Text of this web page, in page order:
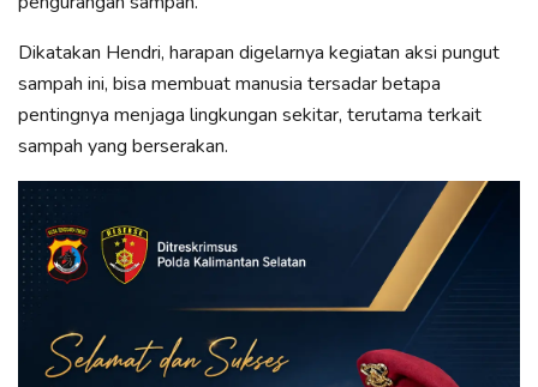
Dikatakan Hendri, harapan digelarnya kegiatan aksi pungut
sampah ini, bisa membuat manusia tersadar betapa
pentingnya menjaga lingkungan sekitar, terutama terkait
sampah yang berserakan.